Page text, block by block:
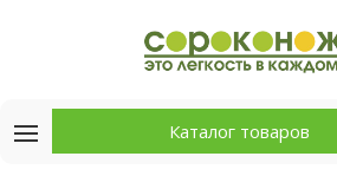
Каталог товаров